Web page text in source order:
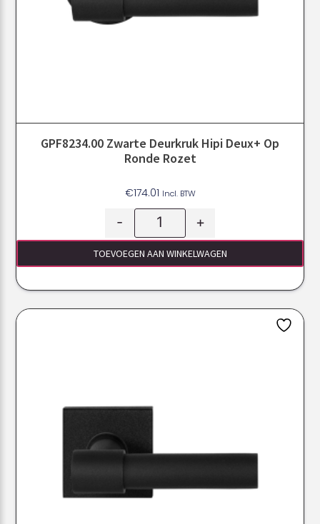
GPF8234.00 Zwarte Deurkruk Hipi Deux+ Op
Ronde Rozet
€174.01 Incl. BTW
- +
TOEVOEGEN AAN WINKELWAGEN